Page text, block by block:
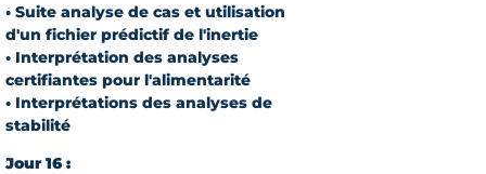
• Suite analyse de cas et utilisation
d'un fichier prédictif de l'inertie
• Interprétation des analyses
certifiantes pour l'alimentarité
• Interprétations des analyses de
stabilité
Jour 16 :